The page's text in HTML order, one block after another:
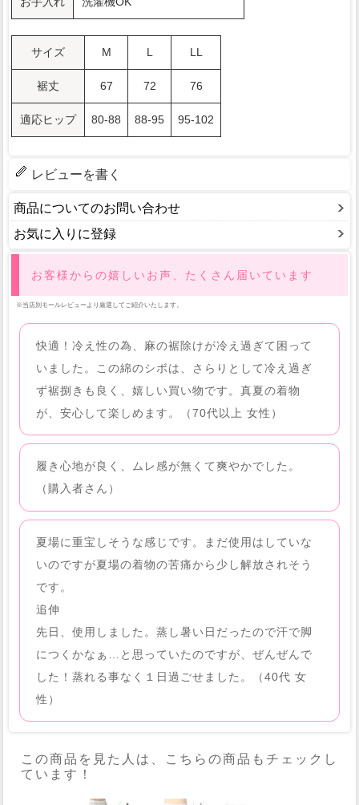
サイズ M L LL
裾丈 67 72 76
適応ヒップ 80-88 88-95 95-102
レビューを書く
商品についてのお問い合わせ
お気に入りに登録
お客様からの嬉しいお声、たくさん届いています
※当店別モールレビューより厳選してご紹介いたします。
快適！冷え性の為、麻の裾除けが冷え過ぎて困って
いました。この綿のシボは、さらりとして冷え過ぎ
ず裾捌きも良く、嬉しい買い物です。真夏の着物
が、安心して楽しめます。（70代以上 女性）
履き心地が良く、ムレ感が無くて爽やかでした。
（購入者さん）
夏場に重宝しそうな感じです。まだ使用はしていな
いのですが夏場の着物の苦痛から少し解放されそう
です。
追伸
先日、使用しました。蒸し暑い日だったので汗で脚
につくかなぁ…と思っていたのですが、ぜんぜんで
した！蒸れる事なく１日過ごせました。（40代 女
性）
この商品を見た人は、こちらの商品もチェックし
ています！